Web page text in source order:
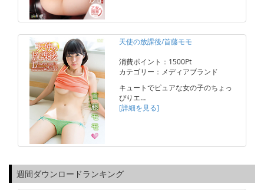
天使の放課後/首藤モモ
消費ポイント：1500Pt
カテゴリー：メディアブランド
キュートでピュアな女の子のちょっ
ぴりエ…
[詳細を見る]
週間ダウンロードランキング